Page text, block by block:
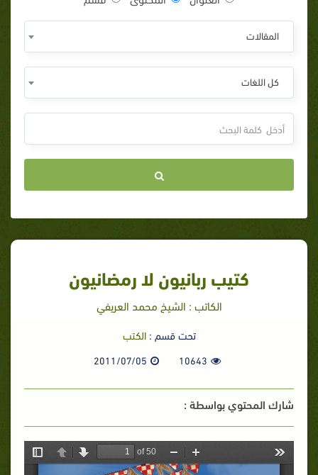
المقالات
كل اللغات
كتيب ربانيون لا رمضانيون
الكاتب : الشيخ محمد العريفي
تحت قسم :الكتب
10643
2011/07/05
شارك المحتوي بواسطة :